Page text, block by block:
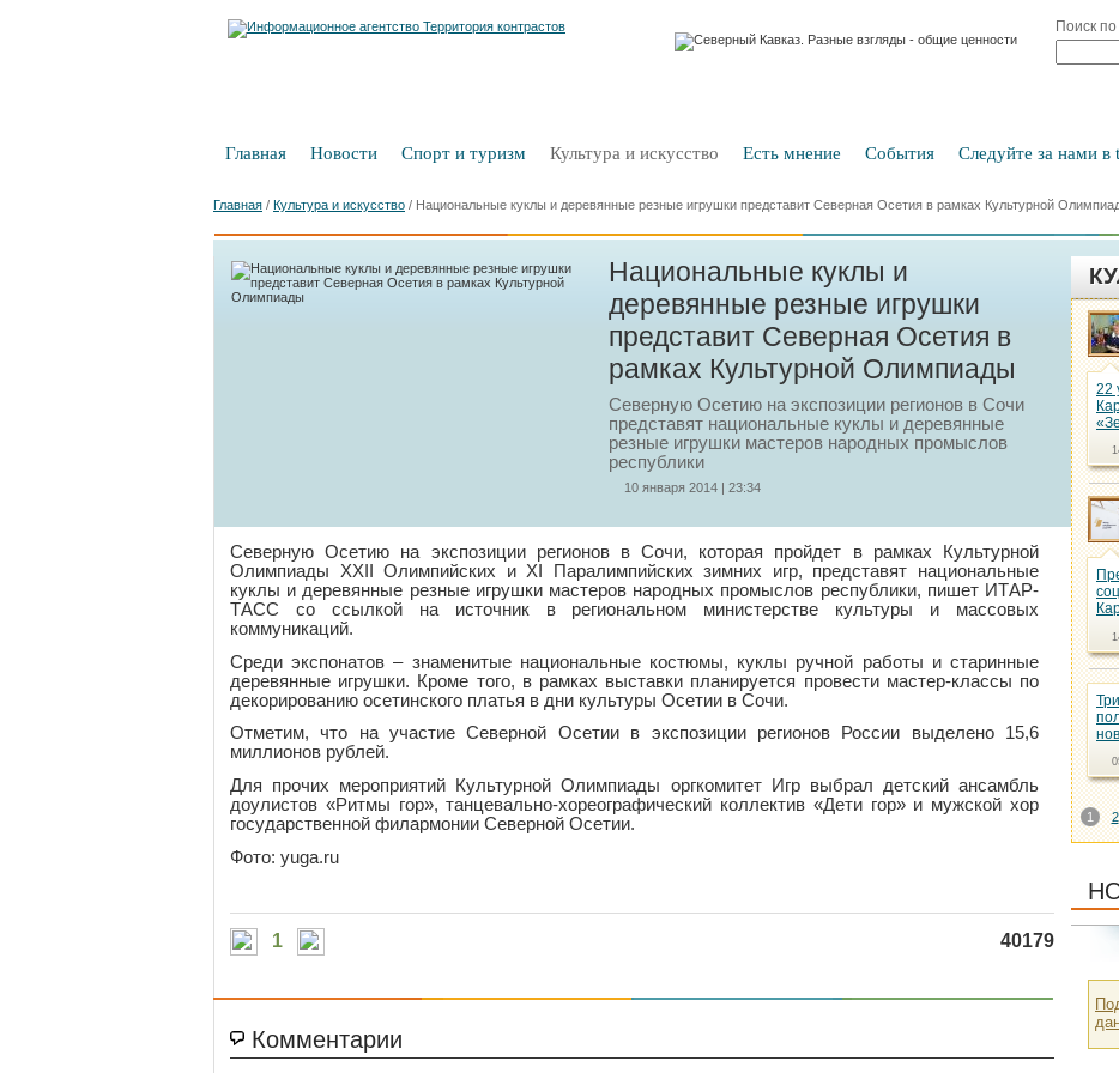
Поиск
Главная Новости Спорт и туризм Культура и искусство Есть мнение События Следуйте за нами в
Главная / Культура и искусство / Национальные куклы и деревянные резные игрушки представит Северная Осетия в рамках Культурной
Национальные куклы и
деревянные резные игрушки
представит Северная Осетия в
рамках Культурной Олимпиады
Северную Осетию на экспозиции регионов в Сочи
представят национальные куклы и деревянные
резные игрушки мастеров народных промыслов
республики
10 января 2014 | 23:34
Северную Осетию на экспозиции регионов в Сочи, которая пройдет в рамках Культурной
Олимпиады XXII Олимпийских и XI Паралимпийских зимних игр, представят национальные
куклы и деревянные резные игрушки мастеров народных промыслов республики, пишет ИТАР-
ТАСС со ссылкой на источник в региональном министерстве культуры и массовых
коммуникаций.
Среди экспонатов – знаменитые национальные костюмы, куклы ручной работы и старинные
деревянные игрушки. Кроме того, в рамках выставки планируется провести мастер-классы по
декорированию осетинского платья в дни культуры Осетии в Сочи.
Отметим, что на участие Северной Осетии в экспозиции регионов России выделено 15,6
миллионов рублей.
Для прочих мероприятий Культурной Олимпиады оргкомитет Игр выбрал детский ансамбль
доулистов «Ритмы гор», танцевально-хореографический коллектив «Дети гор» и мужской хор
государственной филармонии Северной Осетии.
Фото: yuga.ru
1 40179
Комментарии
22
1 2